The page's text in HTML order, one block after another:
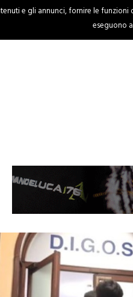
HOME CRONACA
e gli annunci, fornire le
eseguono